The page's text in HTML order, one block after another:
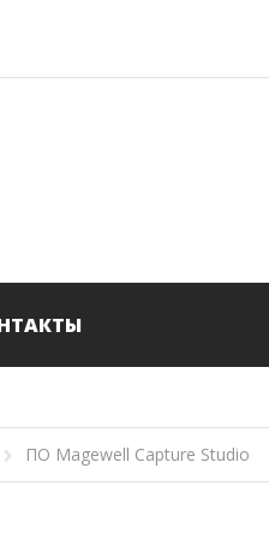
ПО Magewell Capture Studio